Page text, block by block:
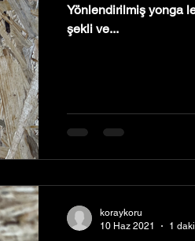
Yönlendirilmiş yonga
şekli ve...
koraykoru
10 Haz 2021
1